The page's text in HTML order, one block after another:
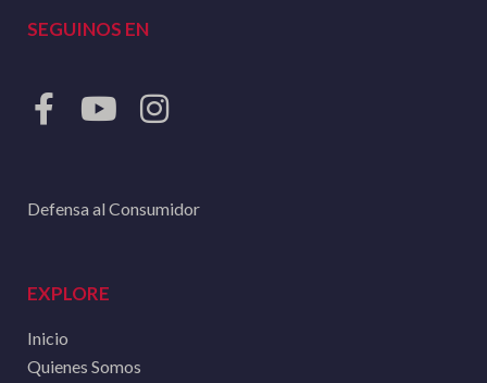
SEGUINOS EN
Defensa al Consumidor
EXPLORE
Inicio
Quienes Somos